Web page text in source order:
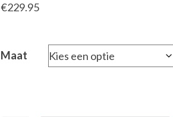
€229.95
Maat